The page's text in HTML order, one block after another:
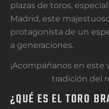
plazas de toros,
Madrid, este
protagonista de un
a generaciones.
¡Acompáñanos en
tradición del
¿QUÉ ES EL TORO